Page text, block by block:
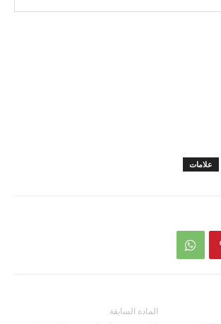
علامات
المادة السابقة